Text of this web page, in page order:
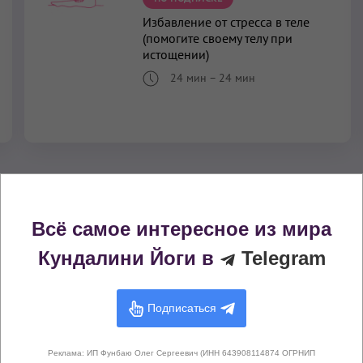
Избавление от стресса в теле
(помогите своему телу при
истощении)
24 мин – 24 мин
Практики Кундалини Йоги с похожими
эффектами
Баланс 6 чакры Аджны
Баланс Параны и Апаны
Всё самое интересное из мира
Кундалини Йоги в
Telegram
Подписаться
Реклама: ИП Фунбаю Олег Сергеевич (ИНН 643908114874 ОГРНИП